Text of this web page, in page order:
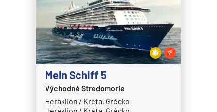
Mein Schiff 5
Východné Stredomorie
Heraklion / Kréta, Grécko
Heraklion / Kréta, Grécko